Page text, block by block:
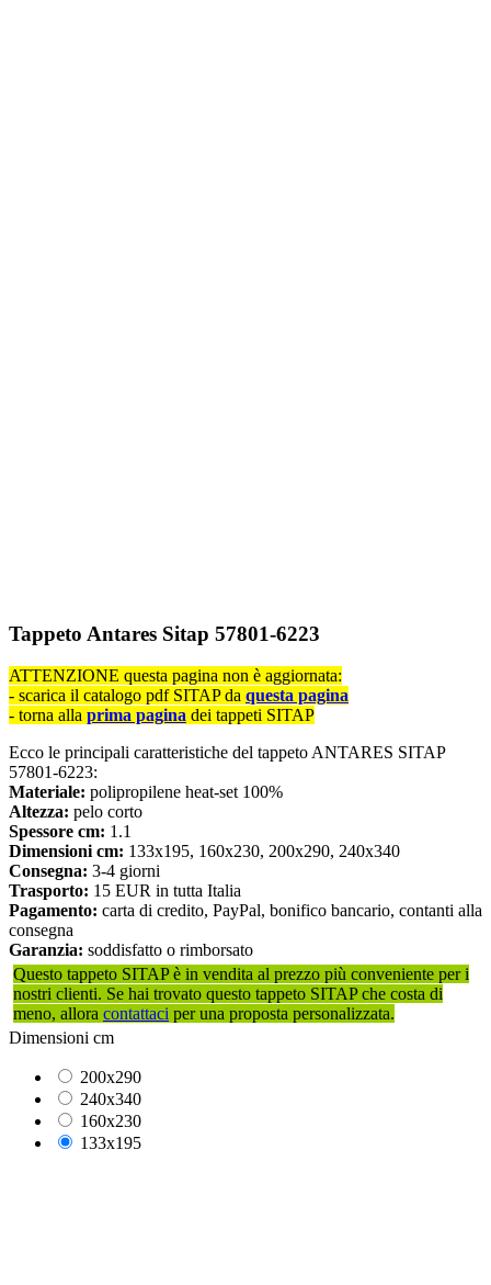
Tappeto Antares Sitap 57801-6223
ATTENZIONE questa pagina non è aggiornata:
- scarica il catalogo pdf SITAP da questa pagina
- torna alla prima pagina dei tappeti SITAP
Ecco le principali caratteristiche del tappeto ANTARES SITAP
57801-6223:
Materiale: polipropilene heat-set 100%
Altezza: pelo corto
Spessore cm: 1.1
Dimensioni cm: 133x195, 160x230, 200x290, 240x340
Consegna: 3-4 giorni
Trasporto: 15 EUR in tutta Italia
Pagamento: carta di credito, PayPal, bonifico bancario, contanti alla
consegna
Garanzia: soddisfatto o rimborsato
Questo tappeto SITAP è in vendita al prezzo più conveniente per i
nostri clienti. Se hai trovato questo tappeto SITAP che costa di
meno, allora contattaci per una proposta personalizzata.
Dimensioni cm
200x290
240x340
160x230
133x195